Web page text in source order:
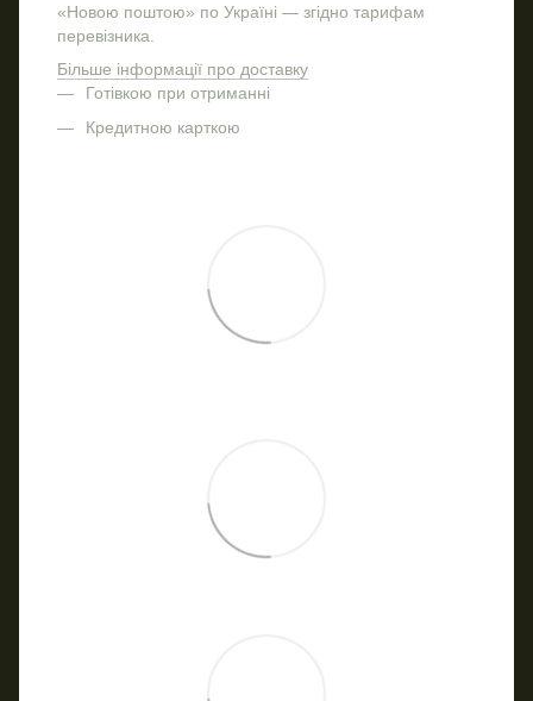
«Новою поштою» по Україні — згідно тарифам
перевізника.
Більше інформації про доставку
Готівкою при отриманні
Кредитною карткою